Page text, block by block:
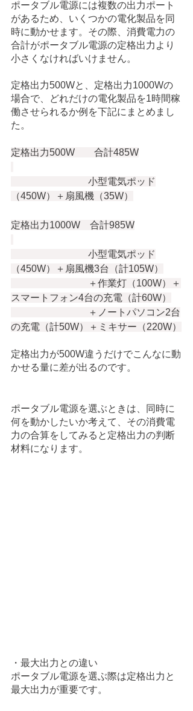
ポータブル電源には複数の出力ポート
があるため、いくつかの電化製品を同
時に動かせます。その際、消費電力の
合計がポータブル電源の定格出力より
小さくなければいけません。
定格出力500Wと、定格出力1000Wの
場合で、どれだけの電化製品を1時間稼
働させられるか例を下記にまとめまし
た。
定格出力500W　　合計485W
小型電気ポッド
（450W）＋扇風機（35W）
定格出力1000W　合計985W
小型電気ポッド
（450W）＋扇風機3台（計105W）
＋作業灯（100W）＋
スマートフォン4台の充電（計60W）
＋ノートパソコン2台
の充電（計50W）＋ミキサー（220W）
定格出力が500W違うだけでこんなに動
かせる量に差が出るのです。
ポータブル電源を選ぶときは、同時に
何を動かしたいか考えて、その消費電
力の合算をしてみると定格出力の判断
材料になります。
・最大出力との違い
ポータブル電源を選ぶ際は定格出力と
最大出力が重要です。